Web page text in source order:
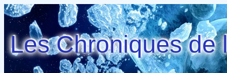
Les Chroniques de